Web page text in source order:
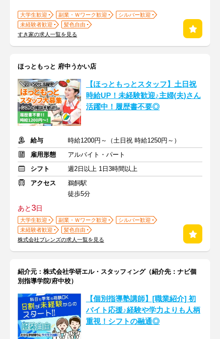
大学生歓迎 副業・Ｗワーク歓迎
シルバー歓迎
未経験者歓迎
髪色自由
すき家の求人一覧を見る
ほっともっと 府中うかい店
【ほっともっとスタッフ】土日祝
時給UP！未経験歓迎♪主婦(夫)さん
活躍中！履歴書不要◎
給与
時給1200円～（土日祝 時給1250円～）
雇用形態
アルバイト・パート
シフト
週2日以上 1日3時間以上
アクセス
鵜飼駅
徒歩5分
あと3日
大学生歓迎 副業・Ｗワーク歓迎
シルバー歓迎
未経験者歓迎
髪色自由
株式会社ブレンズの求人一覧を見る
紹介元：株式会社学研エル・スタッフィング（紹介先：ナビ個
別指導学院/府中校）
【個別指導塾講師】[職業紹介] 初
バイト応援♪経験や学力よりも人柄
重視！シフトの融通◎